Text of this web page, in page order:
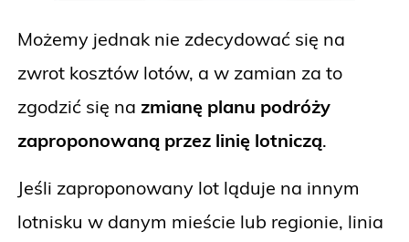
Możemy jednak nie zdecydować się na
zwrot kosztów lotów, a w zamian za to
zgodzić się na zmianę planu podróży
zaproponowaną przez linię lotniczą.
Jeśli zaproponowany lot ląduje na innym
lotnisku w danym mieście lub regionie, linia